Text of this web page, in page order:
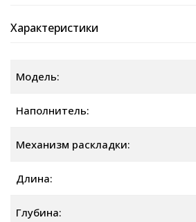
Характеристики
Модель:
Наполнитель:
Механизм раскладки:
Длина:
Глубина: